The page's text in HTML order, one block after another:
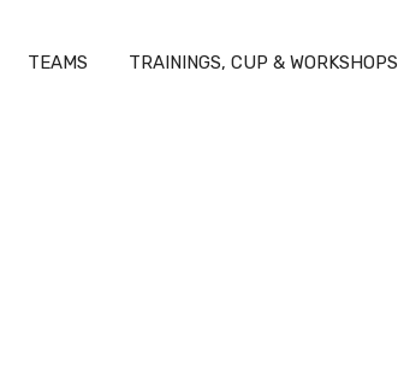
TEAMS TRAININGS, CUP & WORKSHOPS